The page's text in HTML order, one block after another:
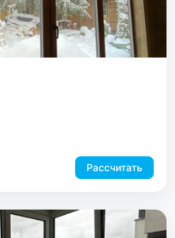
Рассчитать